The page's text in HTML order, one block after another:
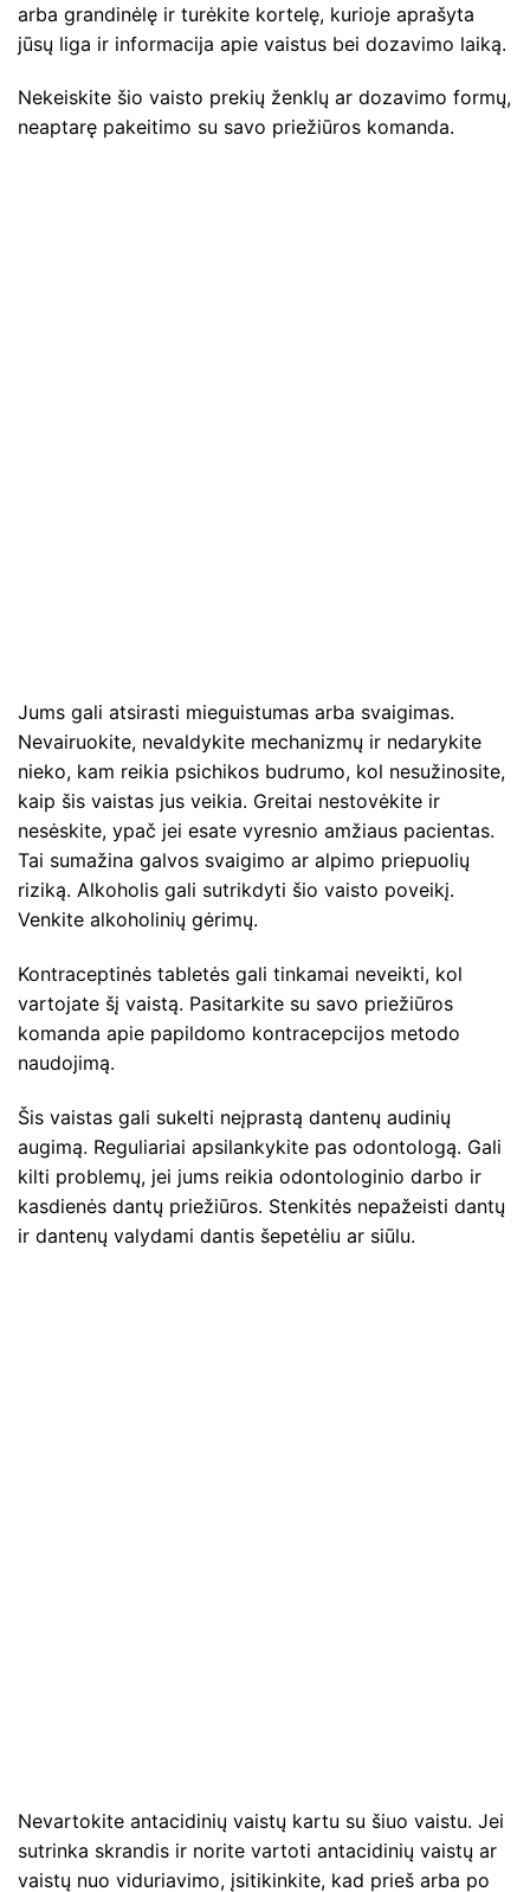
arba grandinėlę ir turėkite kortelę, kurioje aprašyta
jūsų liga ir informacija apie vaistus bei dozavimo laiką.
Nekeiskite šio vaisto prekių ženklų ar dozavimo formų,
neaptarę pakeitimo su savo priežiūros komanda.
Jums gali atsirasti mieguistumas arba svaigimas.
Nevairuokite, nevaldykite mechanizmų ir nedarykite
nieko, kam reikia psichikos budrumo, kol nesužinosite,
kaip šis vaistas jus veikia. Greitai nestovėkite ir
nesėskite, ypač jei esate vyresnio amžiaus pacientas.
Tai sumažina galvos svaigimo ar alpimo priepuolių
riziką. Alkoholis gali sutrikdyti šio vaisto poveikį.
Venkite alkoholinių gėrimų.
Kontraceptinės tabletės gali tinkamai neveikti, kol
vartojate šį vaistą. Pasitarkite su savo priežiūros
komanda apie papildomo kontracepcijos metodo
naudojimą.
Šis vaistas gali sukelti neįprastą dantenų audinių
augimą. Reguliariai apsilankykite pas odontologą. Gali
kilti problemų, jei jums reikia odontologinio darbo ir
kasdienės dantų priežiūros. Stenkitės nepažeisti dantų
ir dantenų valydami dantis šepetėliu ar siūlu.
Nevartokite antacidinių vaistų kartu su šiuo vaistu. Jei
sutrinka skrandis ir norite vartoti antacidinių vaistų ar
vaistų nuo viduriavimo, įsitikinkite, kad prieš arba po